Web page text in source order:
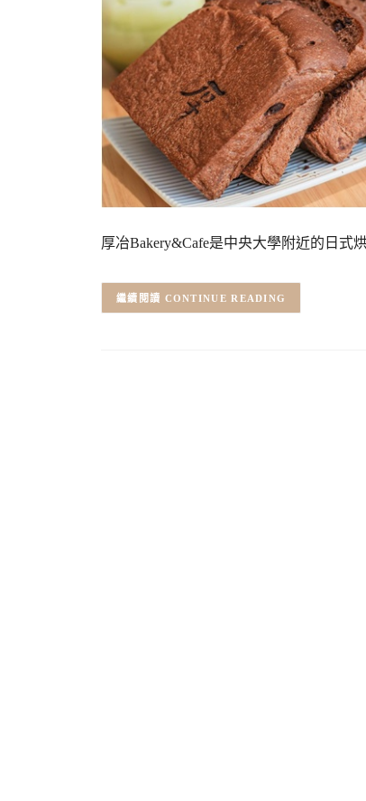
厚冶Bakery&Cafe是中央大學附近的日
CONTINUE READING